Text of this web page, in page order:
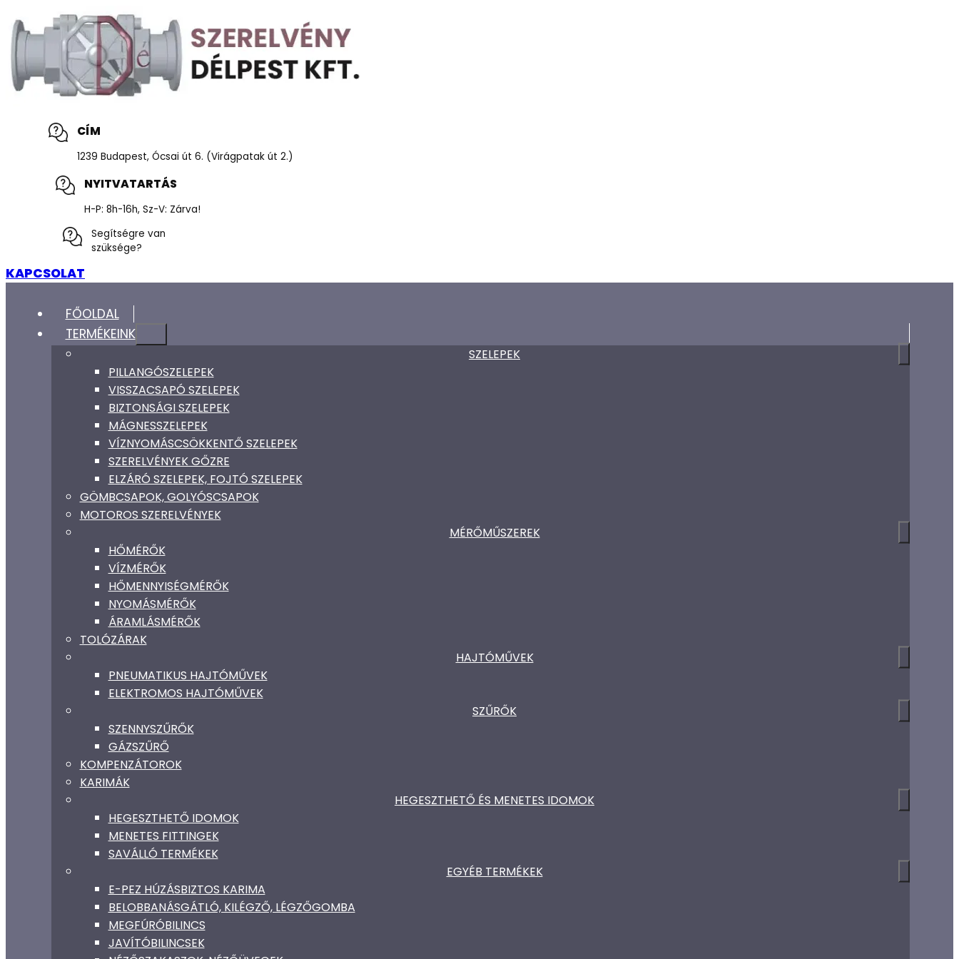
CÍM
1239 Budapest, Ócsai út 6. (Virágpatak út 2.)
NYITVATARTÁS
H-P: 8h-16h, Sz-V: Zárva!
Segítségre van
szüksége?
KAPCSOLAT
FŐOLDAL
TERMÉKEINK
SZELEPEK
PILLANGÓSZELEPEK
VISSZACSAPÓ SZELEPEK
BIZTONSÁGI SZELEPEK
MÁGNESSZELEPEK
VÍZNYOMÁSCSÖKKENTŐ SZELEPEK
SZERELVÉNYEK GŐZRE
ELZÁRÓ SZELEPEK, FOJTÓ SZELEPEK
GÖMBCSAPOK, GOLYÓSCSAPOK
MOTOROS SZERELVÉNYEK
MÉRŐMŰSZEREK
HŐMÉRŐK
VÍZMÉRŐK
HŐMENNYISÉGMÉRŐK
NYOMÁSMÉRŐK
ÁRAMLÁSMÉRŐK
TOLÓZÁRAK
HAJTÓMŰVEK
PNEUMATIKUS HAJTÓMŰVEK
ELEKTROMOS HAJTÓMŰVEK
SZŰRŐK
SZENNYSZŰRŐK
GÁZSZŰRŐ
KOMPENZÁTOROK
KARIMÁK
HEGESZTHETŐ ÉS MENETES IDOMOK
HEGESZTHETŐ IDOMOK
MENETES FITTINGEK
SAVÁLLÓ TERMÉKEK
EGYÉB TERMÉKEK
E-PEZ HÚZÁSBIZTOS KARIMA
BELOBBANÁSGÁTLÓ, KILÉGZŐ, LÉGZŐGOMBA
MEGFÚRÓBILINCS
JAVÍTÓBILINCSEK